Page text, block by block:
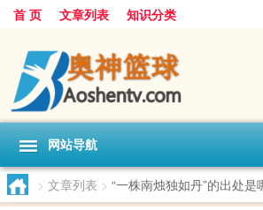
首 页 文章列表 知识分类
网站导航
> 文章列表 > “一株南烛独如丹”的出处是